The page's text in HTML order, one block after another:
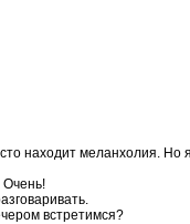
находит меланхолия. Но
Очень!
встретимся?